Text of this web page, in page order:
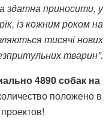
здатна приносити, у
із кожним роком на
тисячі нових
тварин”.
4890 собак на
положено в